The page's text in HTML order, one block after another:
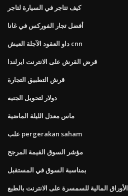
كيف تتاجر في السيارة لتاجر
أفضل تجار الفوركس في غانا
داو العقود الآجلة العيش cnn
قرض القرش على الانترنت ايرلندا
قرش التطبيق التجارة
دولار لتحويل الجنيه
ماس معدل الليلة الماضية
علب pergerakan saham
مؤشر السوق القيمة المرجح
بمناسبة السوق في المستقبل
الأوراق المالية للسمسرة على الانترنت بالطبع